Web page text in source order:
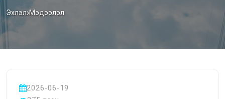
Эхлэл Мэдээлэл
2026-06-19